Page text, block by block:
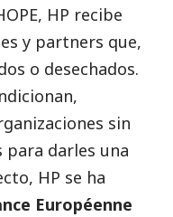
HP recibe
y partners que,
o desechados.
sin
para darles una
HP se ha
Européenne